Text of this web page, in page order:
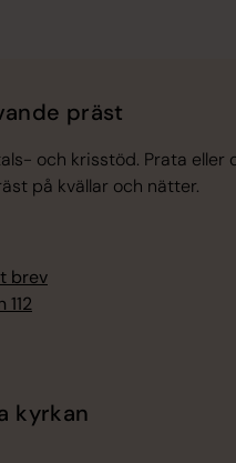
präst
och krisstöd. Prata eller
på kvällar och nätter.
brev
112
kyrkan